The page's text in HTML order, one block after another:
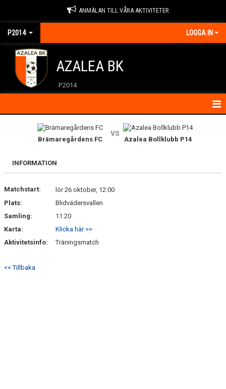
ANMÄLAN TILL VÅRA AKTIVITETER
P2014 LOGGA IN
AZALEA BK
P2014
KONTAKT
MATCHER
Brämaregårdens FC
vs
Azalea Bollklubb P14
INFORMATION
Matchstart:
lör 26 oktober, 12:00
Plats:
Blidvädersvallen
Samling:
11:20
Karta:
Klicka här >>
Aktivitetsinfo:
Träningsmatch
<< Tillbaka